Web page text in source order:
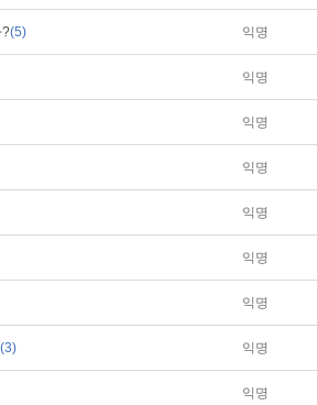
?(5) 익명
익명
익명
익명
익명
익명
익명
(3) 익명
익명